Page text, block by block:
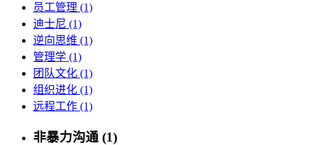
员工管理 (1)
迪士尼 (1)
逆向思维 (1)
管理学 (1)
团队文化 (1)
组织进化 (1)
远程工作 (1)
非暴力沟通 (1)